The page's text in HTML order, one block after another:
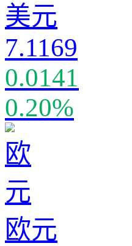
美元
7.1169
0.0141
0.20%
欧元